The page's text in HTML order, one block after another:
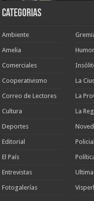
Categorias
Ambiente
Amelia
Comerciales
Cooperativismo
Correo de Lectores
Cultura
Deportes
Editorial
El País
Entrevistas
Fotogalerías
Humor
La
La
La